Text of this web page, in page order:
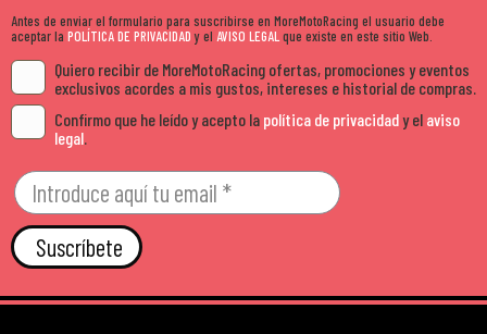
Antes de enviar el formulario para suscribirse en MoreMotoRacing el usuario debe
aceptar la POLÍTICA DE PRIVACIDADy el AVISO LEGALque existe en este sitio Web.
Quiero recibir de MoreMotoRacing ofertas, promociones y eventos
exclusivos acordes a mis gustos, intereses e historial de compras.
Confirmo que he leído y acepto la política de privacidady el aviso
legal
Suscríbete